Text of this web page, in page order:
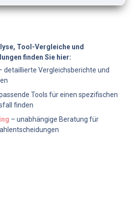
Tool-Vergleiche und
finden Sie hier:
detaillierte Vergleichsberichte und
Tools für einen spezifischen
finden
– unabhängige Beratung für